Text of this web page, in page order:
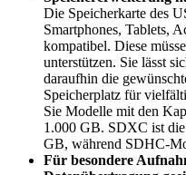
Die Speicherkarte des
Smartphones, Tablets,
kompatibel. Diese
unterstützen. Sie lässt
daraufhin die
Speicherplatz für
Sie Modelle mit den
1.000 GB. SDXC ist
GB, während SDHC-
Für besondere